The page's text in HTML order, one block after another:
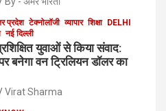
प्रदेश टेक्नोलॉजी व्यापार शिक्षा
DELHI
नई दिल्ली
युवाओं से किया संवाद:
बनेगा वन ट्रिलियन डॉलर का
Virat Sharma